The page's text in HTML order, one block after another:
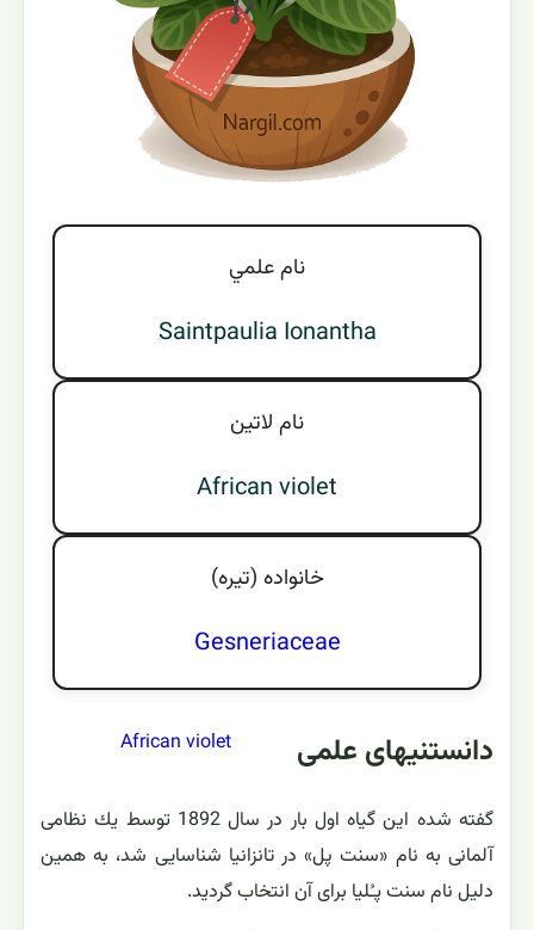
نام علمي
Saintpaulia Ionantha
نام لاتين
African violet
خانواده (تيره)
Gesneriaceae
African violet دانستنیهای علمی
گفته شده این گیاه اول بار در سال 1892 توسط یك نظامی
آلمانی به نام «سنت پل» در تانزانیا شناسایی شد، به همین
دلیل نام سنت پـُلیا برای آن انتخاب گردید.